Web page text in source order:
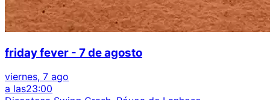
friday fever - 7 de agosto
viernes, 7 ago
a las23:00